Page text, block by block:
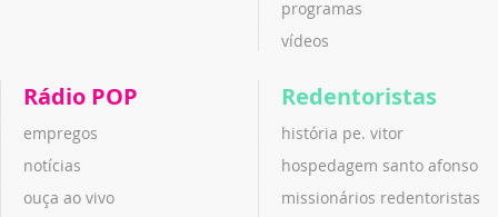
programas
vídeos
Rádio POP
empregos
notícias
ouça ao vivo
Redentoristas
história pe. vitor
hospedagem santo afonso
missionários redentoristas